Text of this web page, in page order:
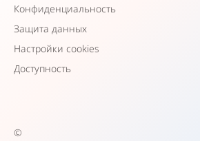
Конфиденциальность
Защита данных
Настройки cookies
Доступность
©